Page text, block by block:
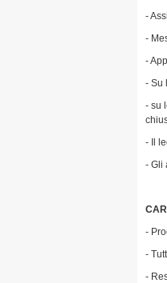
-
-
-
- Su
- su
- Il
- Gli
-
-
-